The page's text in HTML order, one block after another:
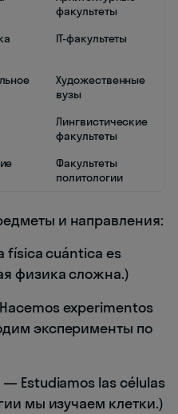
факультеты
IT-факультеты
Художественные
вузы
Лингвистические
факультеты
Факультеты
политологии
и направления:
física cuántica es
физика сложна.)
experimentos
эксперименты по
— Estudiamos las células
мы изучаем клетки.)